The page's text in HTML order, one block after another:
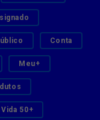
Conta
Meu+
Vida 50+